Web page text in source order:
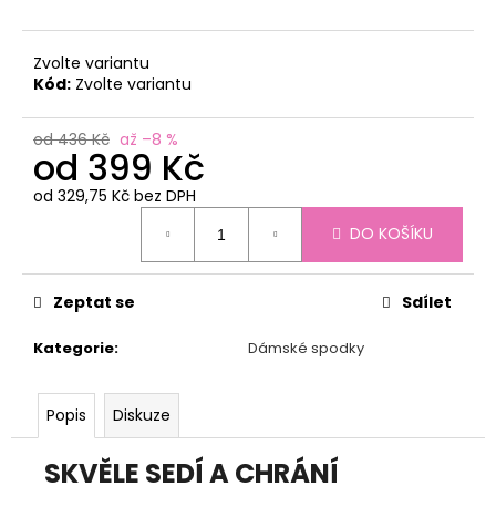
Zvolte variantu
Kód: Zvolte variantu
od 436 Kč až –8 %
od 399 Kč
od 329,75 Kč bez DPH
DO KOŠÍKU
Kategorie: Dámské spodky
Zeptat se Sdílet
Popis Diskuze
SKVĚLE SEDÍ A CHRÁNÍ
UNISEX
FUNKČNÍ
DLOUHÝM
RUKÁVEM
CALMA
TERMO
Kč
719